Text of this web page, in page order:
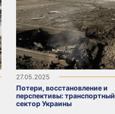
27.05.2025
Потери, восстановление и
перспективы: транспортный
сектор Украины